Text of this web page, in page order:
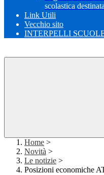
scolastica
Link Utili
Vecchio sito
INTERPELLI
Home >
Novità >
Le notizie >
Posizioni economiche